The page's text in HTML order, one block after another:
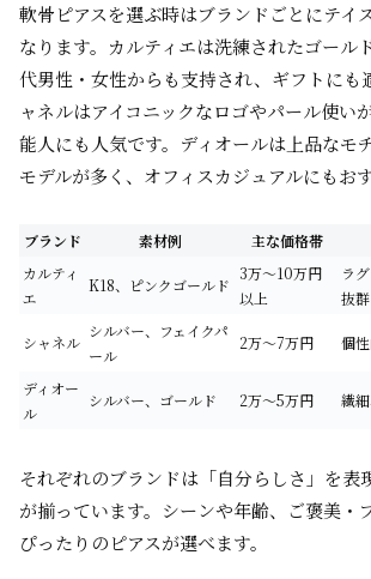
軟骨ピアスを選ぶ時はブランドごとにテイ
なります。カルティエは洗練されたゴール
代男性・女性からも支持され、ギフトにも
ャネルはアイコニックなロゴやパール使い
能人にも人気です。ディオールは上品なモ
モデルが多く、オフィスカジュアルにもおす
ブランド 素材例 主な価格帯
カルティ
エ
K18、ピンクゴールド
3万〜10万円
以上
ラ
抜群
シャネル
シルバー、フェイクパ
ール
2万〜7万円 個
ディオー
ル
シルバー、ゴールド 2万〜5万円 繊
それぞれのブランドは「自分らしさ」を表
が揃っています。シーンや年齢、ご褒美・
ぴったりのピアスが選べます。